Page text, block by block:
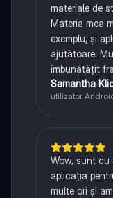
materiale de
Materia mea
exemplu, și
ajutătoare.
îmbunătățit
Samantha
utilizator
Wow, sunt cu
aplicația
multe ori și